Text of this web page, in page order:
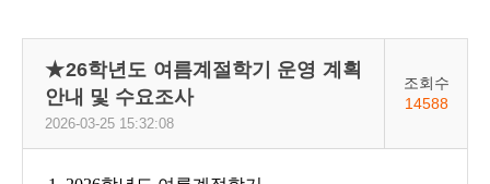
★26학년도 여름계절학기 운영 계획
안내 및 수요조사
2026-03-25 15:32:08
조회수
14588